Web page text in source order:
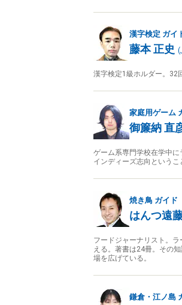
漢字検定 ガイ
藤本 正史 (
漢字検定1級ホルダー。32
家庭用ゲーム
御簾納 直
ゲーム系専門学校在学中
インディーズ志向という
焼き鳥 ガイド
はんつ遠
フードジャーナリスト。
える。著書は24冊。その
場を広げている。
鎌倉・江ノ島